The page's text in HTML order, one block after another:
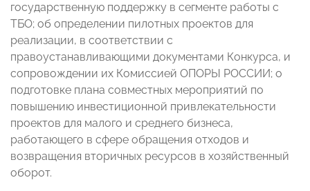
государственную поддержку в сегменте работы с
ТБО; об определении пилотных проектов для
реализации, в соответствии с
правоустанавливающими документами Конкурса, и
сопровождении их Комиссией ОПОРЫ РОССИИ; о
подготовке плана совместных мероприятий по
повышению инвестиционной привлекательности
проектов для малого и среднего бизнеса,
работающего в сфере обращения отходов и
возвращения вторичных ресурсов в хозяйственный
оборот.